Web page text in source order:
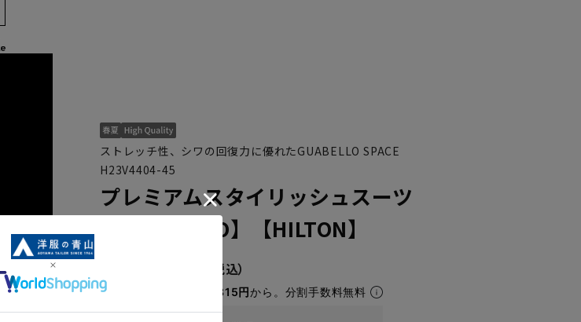
ストレッチ性、シワの回復力に優れたGUABELLO SPACE
H23V4404-45
プレミアムスタイリッシュスーツ
【GUABELLO】【HILTON】
月々12,815円から。分割手数料無料